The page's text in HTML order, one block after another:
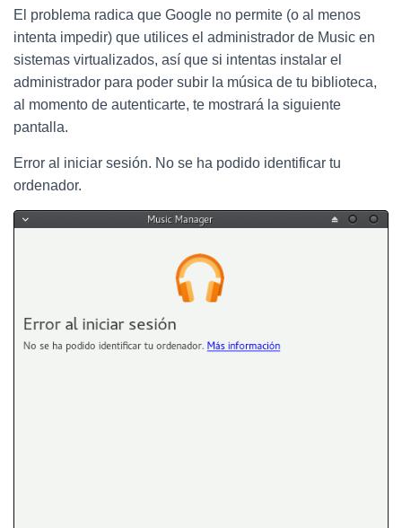
El problema radica que Google no permite (o al menos
intenta impedir) que utilices el administrador de Music en
sistemas virtualizados, así que si intentas instalar el
administrador para poder subir la música de tu biblioteca,
al momento de autenticarte, te mostrará la siguiente
pantalla.
Error al iniciar sesión. No se ha podido identificar tu
ordenador.